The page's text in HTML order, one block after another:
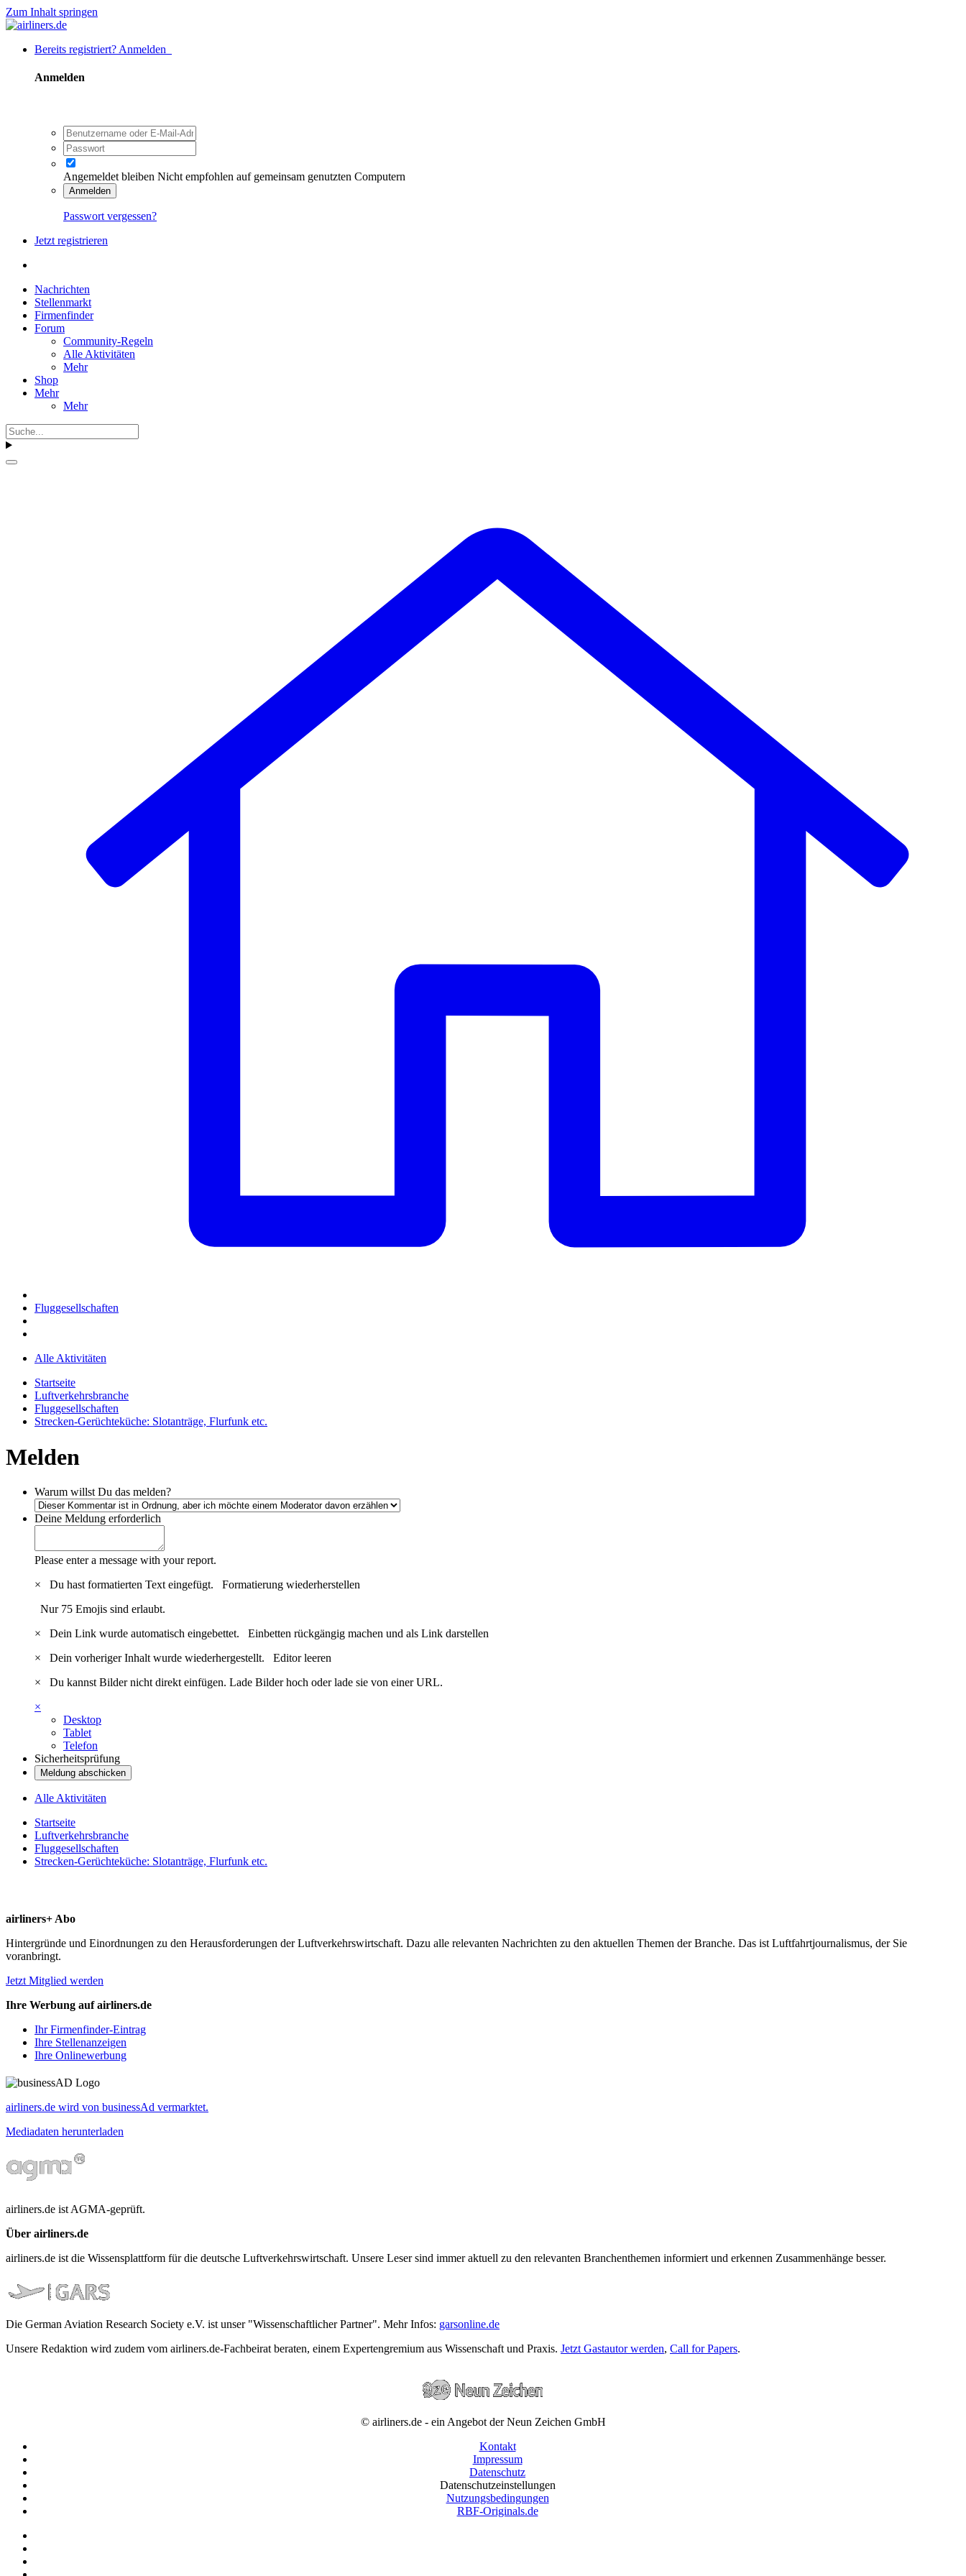
Zum Inhalt springen
Bereits registriert? Anmelden
Anmelden
Angemeldet bleiben Nicht empfohlen auf gemeinsam genutzten Computern
Anmelden
Passwort vergessen?
Jetzt registrieren
Nachrichten
Stellenmarkt
Firmenfinder
Forum
Community-Regeln
Alle Aktivitäten
Mehr
Shop
Mehr
Mehr
Fluggesellschaften
Alle Aktivitäten
Startseite
Luftverkehrsbranche
Fluggesellschaften
Strecken-Gerüchteküche: Slotanträge, Flurfunk etc.
Melden
Warum willst Du das melden?
Deine Meldung erforderlich
Please enter a message with your report.
×
Du hast formatierten Text eingefügt. Formatierung wiederherstellen
Nur 75 Emojis sind erlaubt.
×
Dein Link wurde automatisch eingebettet. Einbetten rückgängig machen und als Link darstellen
×
Dein vorheriger Inhalt wurde wiederhergestellt. Editor leeren
×
Du kannst Bilder nicht direkt einfügen. Lade Bilder hoch oder lade sie von einer URL.
×
Desktop
Tablet
Telefon
Sicherheitsprüfung
Meldung abschicken
Alle Aktivitäten
Startseite
Luftverkehrsbranche
Fluggesellschaften
Strecken-Gerüchteküche: Slotanträge, Flurfunk etc.
airliners+ Abo
Hintergründe und Einordnungen zu den Herausforderungen der Luftverkehrswirtschaft. Dazu alle relevanten Nachrichten zu den aktuellen Themen der Branche. Das ist Luftfahrtjournalismus, der Sie
voranbringt.
Jetzt Mitglied werden
Ihre Werbung auf airliners.de
Ihr Firmenfinder-Eintrag
Ihre Stellenanzeigen
Ihre Onlinewerbung
airliners.de wird von businessAd vermarktet.
Mediadaten herunterladen
airliners.de ist AGMA-geprüft.
Über airliners.de
airliners.de ist die Wissensplattform für die deutsche Luftverkehrswirtschaft. Unsere Leser sind immer aktuell zu den relevanten Branchenthemen informiert und erkennen Zusammenhänge besser.
Die German Aviation Research Society e.V. ist unser "Wissenschaftlicher Partner". Mehr Infos: garsonline.de
Unsere Redaktion wird zudem vom airliners.de-Fachbeirat beraten, einem Expertengremium aus Wissenschaft und Praxis. Jetzt Gastautor werden, Call for Papers.
© airliners.de - ein Angebot der Neun Zeichen GmbH
Kontakt
Impressum
Datenschutz
Datenschutzeinstellungen
Nutzungsbedingungen
RBF-Originals.de